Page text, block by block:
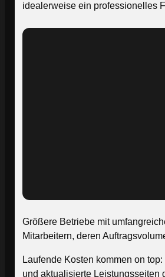
idealerweise ein professionelles
Größere Betriebe mit
Mitarbeitern, deren
Laufende Kosten kommen on
und aktualisierte Leistungsseiten